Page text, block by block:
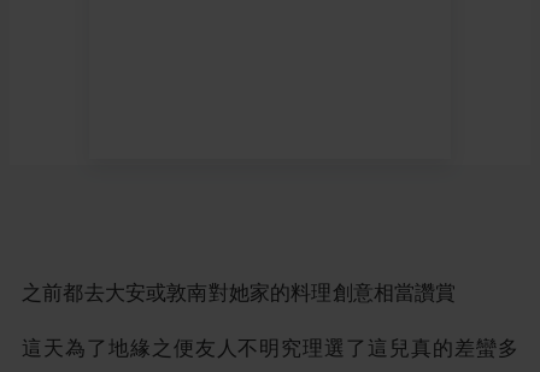
之前都去大安或敦南對她家的料理創意相當讚賞
這天為了地緣之便友人不明究理選了這兒真的差蠻多